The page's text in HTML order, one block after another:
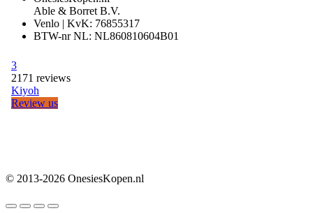
Able & Borret B.V.
Venlo | KvK: 76855317
BTW-nr NL: NL860810604B01
© 2013-2026 OnesiesKopen.nl